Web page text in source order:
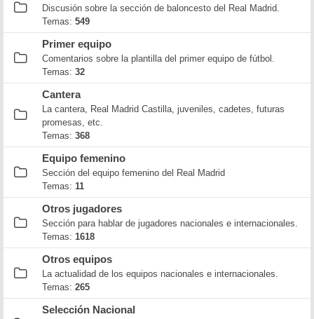
Discusión sobre la sección de baloncesto del Real Madrid.
Temas: 549
Primer equipo
Comentarios sobre la plantilla del primer equipo de fútbol.
Temas: 32
Cantera
La cantera, Real Madrid Castilla, juveniles, cadetes, futuras
promesas, etc.
Temas: 368
Equipo femenino
Sección del equipo femenino del Real Madrid
Temas: 11
Otros jugadores
Sección para hablar de jugadores nacionales e internacionales.
Temas: 1618
Otros equipos
La actualidad de los equipos nacionales e internacionales.
Temas: 265
Selección Nacional